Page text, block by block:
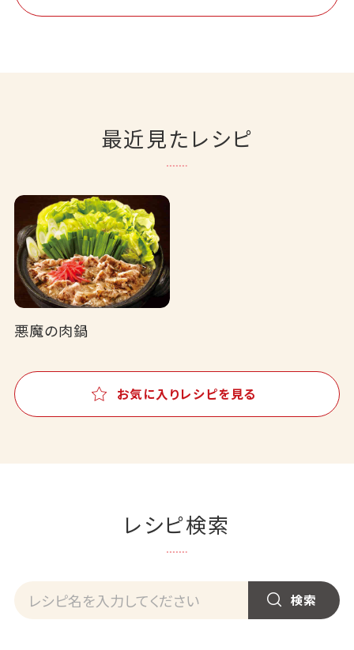
最近見たレシピ
悪魔の肉鍋
お気に入りレシピを見る
レシピ検索